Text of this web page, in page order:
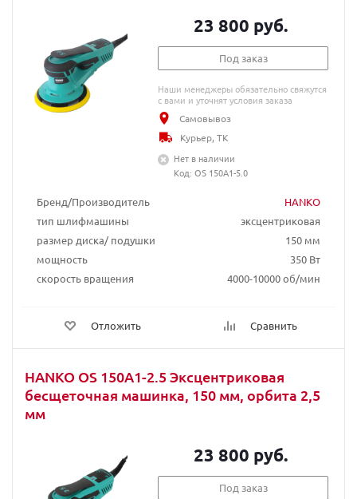
Бренд/Производитель
HANKO
тип шлифмашины
эксцентриковая
размер диска/ подушки
150 мм
мощность
350 Вт
скорость вращения
4000-10000 об/мин
Отложить Сравнить
23 800 руб.
Под заказ
Наши менеджеры обязательно свяжутся
с вами и уточнят условия заказа
Самовывоз
Курьер, ТК
Нет в наличии
Код: OS 150A1-5.0
HANKO OS 150A1-2.5 Эксцентриковая
бесщеточная машинка, 150 мм, орбита 2,5
мм
23 800 руб.
Под заказ